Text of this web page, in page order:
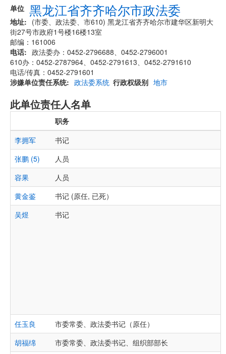
单位 黑龙江省齐齐哈尔市政法委
地址
(市委、政法委、市610) 黑龙江省齐齐哈尔市建华区新明大
街27号市政府1号楼16楼13室
邮编：161006
电话
政法委办：0452-2796688、0452-2796001
610办：0452-2787964、0452-2791613、0452-2791610
电话/传真：0452-2791601
涉嫌单位责任系统
政法委系统 行政权级别 地市
此单位责任人名单
职务
李拥军
书记
张鹏 (5)
人员
容果
人员
黄金鉴
书记 (原任, 已死）
吴煜
书记
任玉良
市委常委、政法委书记（原任）
胡福绵
市委常委、政法委书记、组织部部长